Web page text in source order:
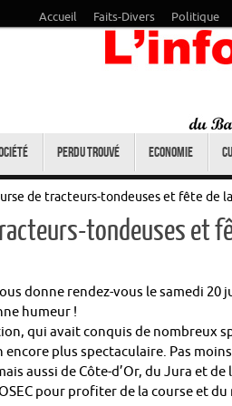
Accueil Faits-Divers Politique
Perdu trouvé Economie
de tracteurs-tondeuses et fête de
tondeuses et
donne rendez-vous le samedi
humeur !
qui avait conquis de nombreux
plus spectaculaire. Pas
aussi de Côte-d’Or, du Jura et de
pour profiter de la course et